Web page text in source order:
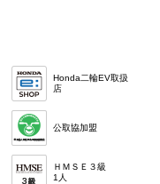
Honda二輪EV取扱
店
公取協加盟
ＨＭＳＥ３級
1人